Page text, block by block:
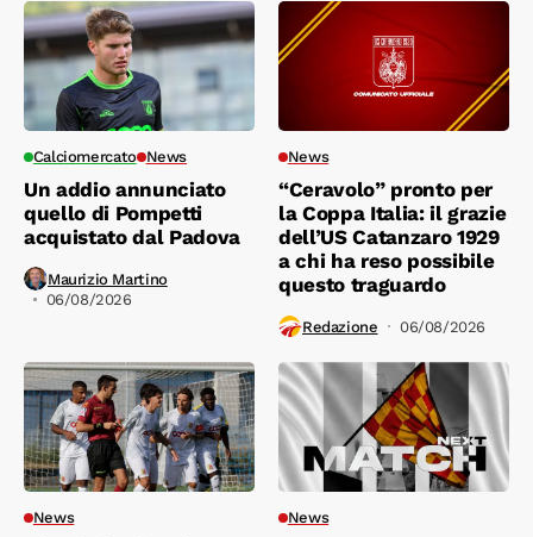
Calciomercato News
Un addio annunciato
quello di Pompetti
acquistato dal Padova
Maurizio Martino
06/08/2026
News
“Ceravolo” pronto per
la Coppa Italia: il grazie
dell’US Catanzaro 1929
a chi ha reso possibile
questo traguardo
Redazione 06/08/2026
News News